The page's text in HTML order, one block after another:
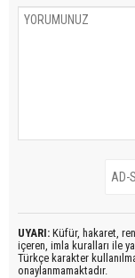
UYARI: Küfür, hakaret,
içeren, imla kuralları ile
Türkçe karakter
onaylanmamaktadır.